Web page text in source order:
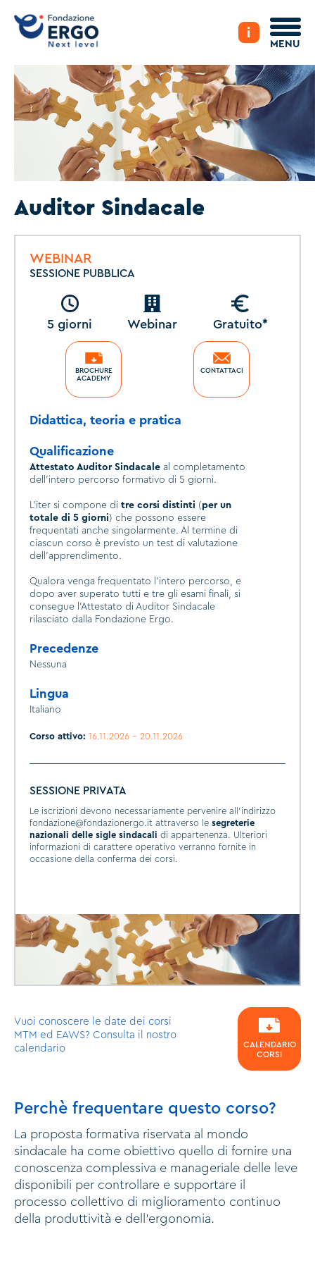
i
MENU
Auditor Sindacale
WEBINAR
SESSIONE PUBBLICA
5 giorni Webinar Gratuito*
BROCHURE
ACADEMY
CONTATTACI
Didattica, teoria e pratica
Qualificazione
Attestato Auditor Sindacal e al completamento
dell'intero percorso formativo di 5 giorni.
L'iter si compone di tre corsi distinti (per un
totale di 5 giorni) che possono essere
frequentati anche singolarmente. Al termine di
ciascun corso è previsto un test di valutazione
dell'apprendimento.
Qualora venga frequentato l'intero percorso, e
dopo aver superato tutti e tre gli esami finali, si
consegue l'Attestato di Auditor Sindacale
rilasciato dalla Fondazione Ergo.
Precedenze
Nessuna
Lingua
Italiano
Corso attivo: 16.11.2026 - 20.11.2026
SESSIONE PRIVATA
Le iscrizioni devono necessariamente pervenire all'indirizzo
fondazione@fondazionergo.it attraverso le segreterie
nazionali delle sigle sindacali di appartenenza. Ulteriori
informazioni di carattere operativo verranno fornite in
occasione della conferma dei corsi.
Vuoi conoscere le date dei corsi
MTM ed EAWS? Consulta il nostro
calendario
CALENDARIO
CORSI
Perchè frequentare questo corso?
La proposta formativa riservata al mondo
sindacale ha come obiettivo quello di fornire una
conoscenza complessiva e manageriale delle leve
disponibili per controllare e supportare il
processo collettivo di miglioramento continuo
della produttività e dell'ergonomia.